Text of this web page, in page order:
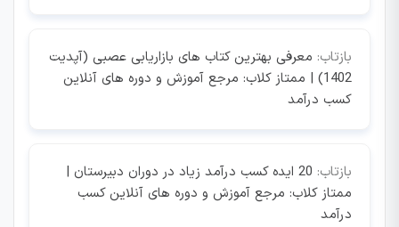
بازتاب: معرفی بهترین کتاب های بازاریابی عصبی (آپدیت
1402) | ممتاز کلاب: مرجع آموزش و دوره های آنلاین
کسب درآمد
بازتاب:
20 ایده کسب درآمد زیاد در دوران دبیرستان |
ممتاز کلاب: مرجع آموزش و دوره های آنلاین کسب
درآمد